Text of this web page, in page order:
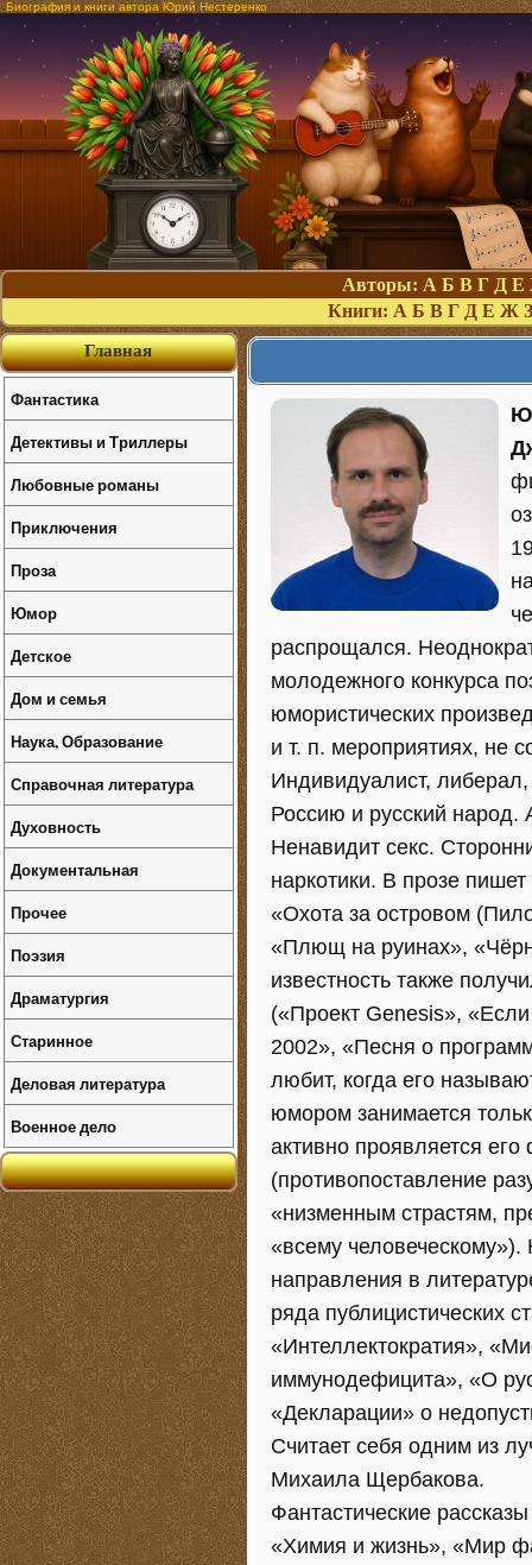
Биография и книги автора Юрий Нестеренко
Авторы: А Б В Г Д Е
Книги: А Б В Г Д Е Ж З
распрощался.
молодежного конкурса
юмористических
и т. п. мероприятиях, не
Индивидуалист,
Россию и русский народ.
Ненавидит секс.
наркотики. В прозе
«Охота за островом
«Плющ на руинах»,
известность также
(«Проект Genesis»,
2002», «Песня о
любит, когда его
юмором занимается
активно проявляется
(противопоставление
«низменным страстям,
«всему человеческому»).
направления в
ряда публицистических
«Интеллектократия»,
иммунодефицита», «О
«Декларации» о
Считает себя одним из
Михаила Щербакова.
Фантастические
«Химия и жизнь», «Мир
Главная
Фантастика
Детективы и Триллеры
Любовные романы
Приключения
Проза
Юмор
Детское
Дом и семья
Наука, Образование
Справочная литература
Духовность
Документальная
Прочее
Поэзия
Драматургия
Старинное
Деловая литература
Военное дело